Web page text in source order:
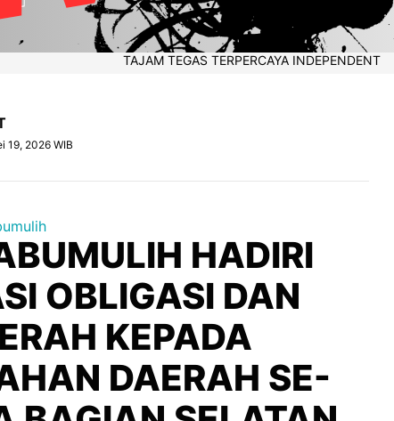
TAJAM TEGAS TERPERCAYA INDEPENDENT
19, 2026 WIB
HADIRI
OBLIGASI DAN
KEPADA
DAERAH SE-